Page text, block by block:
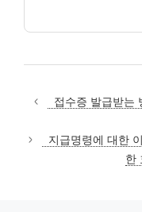
접수증 발급받는
지급명령에 대한
한